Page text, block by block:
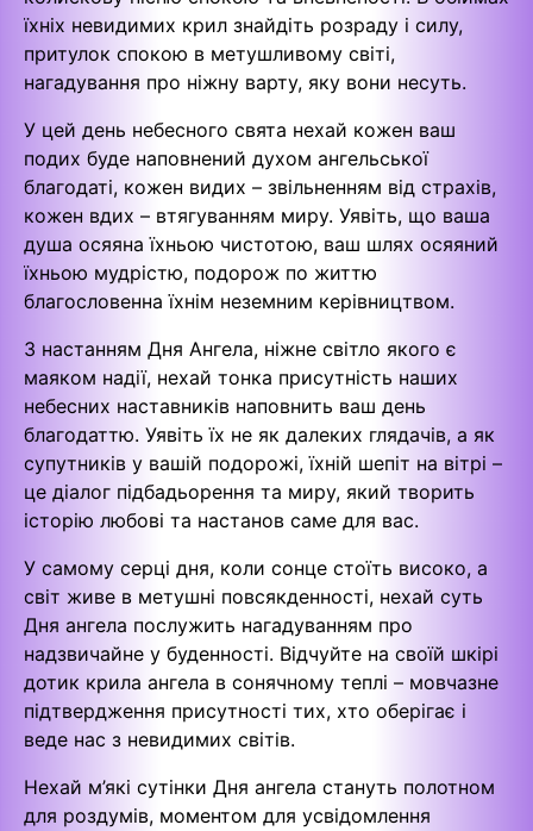
їхніх невидимих крил знайдіть розраду і силу,
притулок спокою в метушливому світі,
нагадування про ніжну варту, яку вони несуть.
У цей день небесного свята нехай кожен ваш
подих буде наповнений духом ангельської
благодаті, кожен видих – звільненням від страхів,
кожен вдих – втягуванням миру. Уявіть, що ваша
душа осяяна їхньою чистотою, ваш шлях осяяний
їхньою мудрістю, подорож по життю
благословенна їхнім неземним керівництвом.
З настанням Дня Ангела, ніжне світло якого є
маяком надії, нехай тонка присутність наших
небесних наставників наповнить ваш день
благодаттю. Уявіть їх не як далеких глядачів, а як
супутників у вашій подорожі, їхній шепіт на вітрі –
це діалог підбадьорення та миру, який творить
історію любові та настанов саме для вас.
У самому серці дня, коли сонце стоїть високо, а
світ живе в метушні повсякденності, нехай суть
Дня ангела послужить нагадуванням про
надзвичайне у буденності. Відчуйте на своїй шкірі
дотик крила ангела в сонячному теплі – мовчазне
підтвердження присутності тих, хто оберігає і
веде нас з невидимих світів.
Нехай м’які сутінки Дня ангела стануть полотном
для роздумів, моментом для усвідомлення